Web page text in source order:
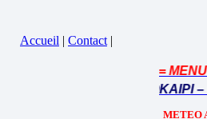
Accueil | Contact |
= MENU
BEL ETE – ΚΑΛΟ ΚΑΛΟΚΑΙΡΙ –
METEO